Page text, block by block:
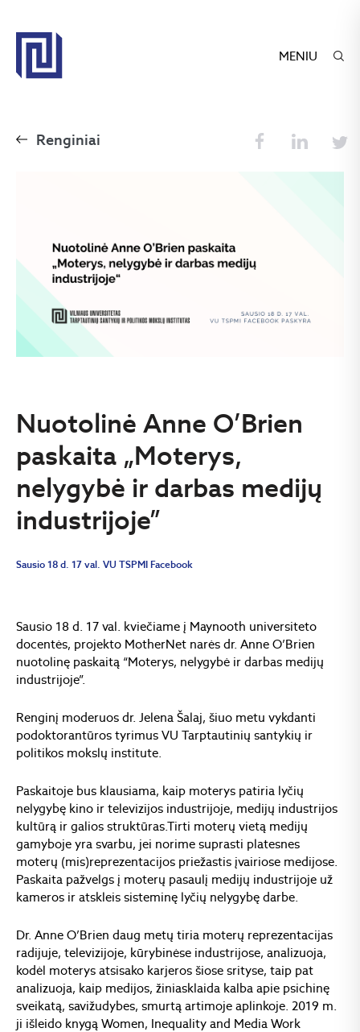
MENIU
Renginiai
Nuotolinė Anne O’Brien
paskaita „Moterys,
nelygybė ir darbas medijų
industrijoje”
Sausio 18 d. 17 val. VU TSPMI Facebook
Sausio 18 d. 17 val. kviečiame į Maynooth universiteto
docentės, projekto MotherNet narės dr. Anne O’Brien
nuotolinę paskaitą “Moterys, nelygybė ir darbas medijų
industrijoje”.
Renginį moderuos dr. Jelena Šalaj, šiuo metu vykdanti
podoktorantūros tyrimus VU Tarptautinių santykių ir
politikos mokslų institute.
Paskaitoje bus klausiama, kaip moterys patiria lyčių
nelygybę kino ir televizijos industrijoje, medijų industrijos
kultūrą ir galios struktūras.Tirti moterų vietą medijų
gamyboje yra svarbu, jei norime suprasti platesnes
moterų (mis)reprezentacijos priežastis įvairiose medijose.
Paskaita pažvelgs į moterų pasaulį medijų industrijoje už
kameros ir atskleis sisteminę lyčių nelygybę darbe.
Dr. Anne O’Brien daug metų tiria moterų reprezentacijas
radijuje, televizijoje, kūrybinėse industrijose, analizuoja,
kodėl moterys atsisako karjeros šiose srityse, taip pat
analizuoja, kaip medijos, žiniasklaida kalba apie psichinę
sveikatą, savižudybes, smurtą artimoje aplinkoje. 2019 m.
ji išleido knygą Women, Inequality and Media Work